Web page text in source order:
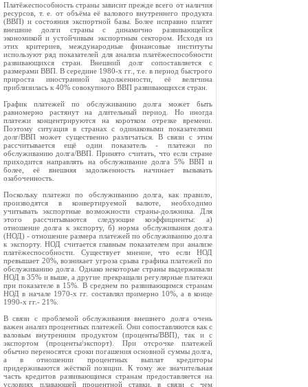
Платёжеспособность страны зависит прежде всего от наличия
ресурсов, т. е. от объёма её валового внутреннего продукта
(ВВП) и состояния экспортной базы. Более исправно платят
внешние долги страны с динамично развивающейся
экономикой и устойчивым экспортным сектором. Исходя из
этих критериев, международные финансовые институты
используют ряд показателей для анализа платёжеспособности
развивающихся стран. Внешний долг сопоставляется с
размерами ВВП. В середине 1980-х гг., т.е. в период быстрого
прироста иностранной задолженности, её величина
приблизилась к 40% совокупного ВВП развивающихся стран.
График платежей по обслуживанию долга может быть
равномерно растянут на длительный период. Но иногда
платежи концентрируются на коротком отрезке времени.
Поэтому ситуация в странах с одинаковыми показателями
долг/ВВП может существенно различаться. В связи с этим
рассчитывается ещё один показатель - платежи по
обслуживанию долга/ВВП. Принято считать, что если стране
приходится направлять на обслуживание долга 5% ВВП и
более, её внешняя задолженность начинает вызывать
озабоченность.
Поскольку платежи по обслуживанию долга, как правило,
производятся в конвертируемой валюте, необходимо
учитывать экспортные возможности страны-должника. Для
этого рассчитываются следующие коэффициенты: а)
отношение долга к экспорту, б) норма обслуживания долга
(НОД) - отношение размера платежей по обслуживанию долга
к экспорту. НОД считается главным показателем при анализе
платёжеспособности. Существует мнение, что если НОД
превышает 20%, возникает угроза срыва графика платежей по
обслуживанию долга. Однако некоторые страны выдерживали
НОД в 35% и выше, а другие прекращали регулярные платежи
при показателе в 15%. В среднем по развивающимся странам
НОД в начале 1970-х гг. составлял примерно 10%, а в конце
1990-х гг.- 21%.
В связи с проблемой обслуживания внешнего долга очень
важен анализ процентных платежей. Они сопоставляются как с
валовым внутренним продуктом (проценты/ВВП), так и с
экспортом (проценты/экспорт). При отсрочке платежей
обычно переносятся сроки погашения основной суммы долга,
а в отношении процентных выплат кредиторы
придерживаются жёсткой позиции. К тому же значительная
часть кредитов развивающимся странам предоставляется на
условиях плавающей процентной ставки, в связи с чем